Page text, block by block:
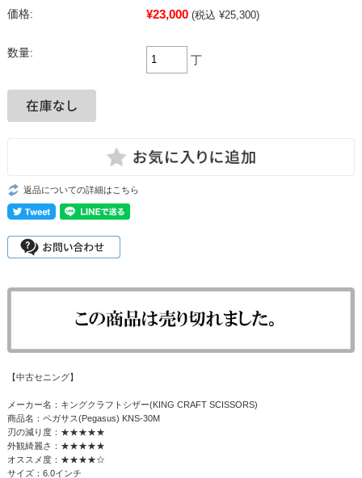
価格: ¥23,000 (税込 ¥25,300)
数量:
丁
返品についての詳細はこちら
【中古セニング】
メーカー名：キングクラフトシザー(KING CRAFT SCISSORS)
商品名：ペガサス(Pegasus) KNS-30M
刃の減り度：★★★★★
外観綺麗さ：★★★★★
オススメ度：★★★★☆
サイズ：6.0インチ